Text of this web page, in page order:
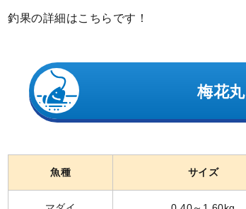
釣果の詳細はこちらです！
梅花丸
魚種 サイズ